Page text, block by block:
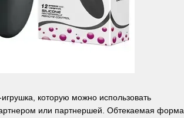
которую можно использовать
или партнершей. Обтекаемая форма